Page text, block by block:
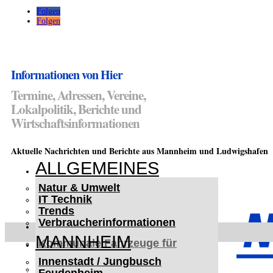
Folgen
Folgen
Informationen von Hier
Termine, Adressen, Vereine,
Lokalpolitik, Berichte und
Wirtschaftsinformationen
Aktuelle Nachrichten und Berichte aus Mannheim und Ludwigshafen
ALLGEMEINES
Natur & Umwelt
IT Technik
Trends
Verbraucherinformationen
MANNHEIM
Innenstadt / Jungbusch
< UKRAINE >
Kommunale Fahrzeuge für
Czernowitz
Nutzfahrzeuge für Czernowitz